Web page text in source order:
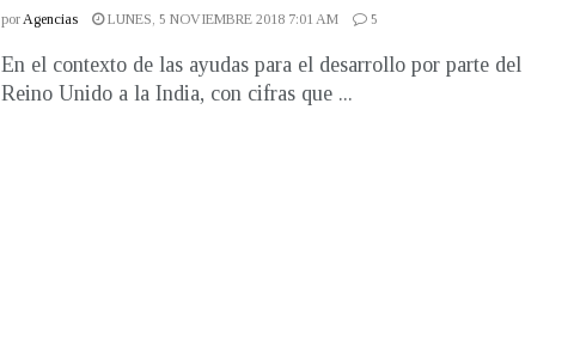
porAgencias LUNES, 5 NOVIEMBRE 2018 7:01 AM 5
En el contexto de las ayudas para el desarrollo por parte del
Reino Unido a la India, con cifras que ...